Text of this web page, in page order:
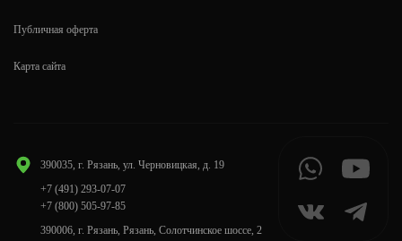
390035, г. Рязань, ул. Черновицкая, д. 19
+7 (491) 293-07-07
+7 (800) 505-97-85
390006, г. Рязань, Рязань, Солотчинское шоссе, 2
Публичная оферта
Карта сайта